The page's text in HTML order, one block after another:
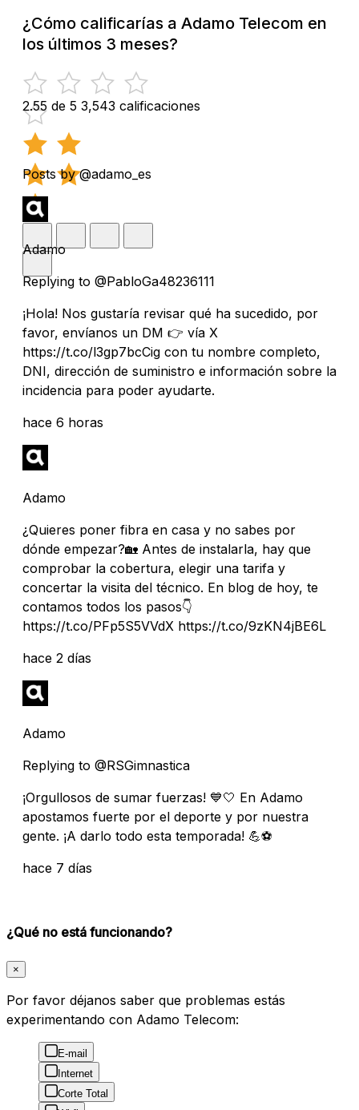
¿Cómo calificarías a Adamo Telecom en
los últimos 3 meses?
2.55 de 5 3,543 calificaciones
Posts by @adamo_es
Adamo
Replying to @PabloGa48236111
¡Hola! Nos gustaría revisar qué ha sucedido, por
favor, envíanos un DM 👉 vía X
https://t.co/l3gp7bcCig con tu nombre completo,
DNI, dirección de suministro e información sobre la
incidencia para poder ayudarte.
hace 6 horas
Adamo
¿Quieres poner fibra en casa y no sabes por
dónde empezar?🏡 Antes de instalarla, hay que
comprobar la cobertura, elegir una tarifa y
concertar la visita del técnico. En blog de hoy, te
contamos todos los pasos👇
https://t.co/PFp5S5VVdX https://t.co/9zKN4jBE6L
hace 2 días
Adamo
Replying to @RSGimnastica
¡Orgullosos de sumar fuerzas! 💙🤍 En Adamo
apostamos fuerte por el deporte y por nuestra
gente. ¡A darlo todo esta temporada! 💪⚽
hace 7 días
¿Qué no está funcionando?
×
Por favor déjanos saber que problemas estás
experimentando con Adamo Telecom:
E-mail
Internet
Corte Total